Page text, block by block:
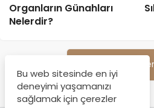
Organların Günahları
Nelerdir?
Yorumları
Bu web sitesinde en iyi
deneyimi yaşamanızı
sağlamak için çerezler